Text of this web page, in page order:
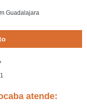
Guadalajara
Parque das
atende: